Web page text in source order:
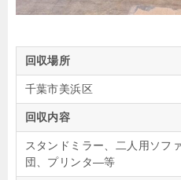
回収場所
千葉市美浜区
回収内容
スタンドミラー、二人用ソフ
団、プリンタ―等